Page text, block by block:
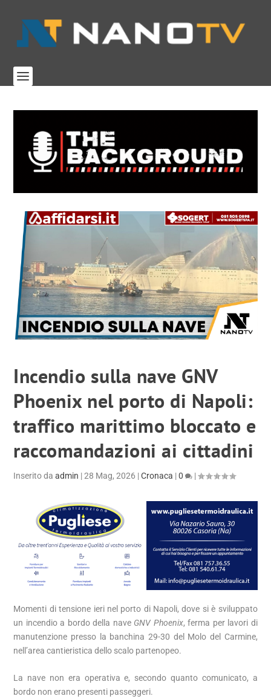
Incendio sulla nave GNV
Phoenix nel porto di Napoli:
traffico marittimo bloccato e
raccomandazioni ai cittadini
Inserito daadmin |28 Mag, 2026 |Cronaca |0 |
Momenti di tensione ieri nel porto di Napoli, dove si è sviluppato
un incendio a bordo della nave GNV Phoenix, ferma per lavori di
manutenzione presso la banchina 29-30 del Molo del Carmine,
nell’area cantieristica dello scalo partenopeo.
La nave non era operativa e, secondo quanto comunicato, a
bordo non erano presenti passeggeri.